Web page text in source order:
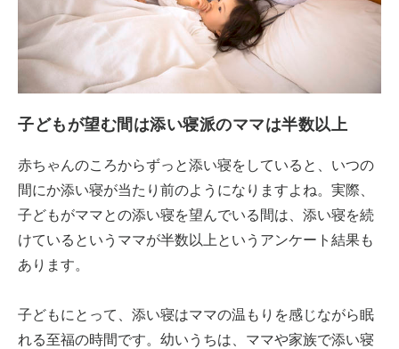
子どもが望む間は添い寝派のママは半数以上
赤ちゃんのころからずっと添い寝をしていると、いつの
間にか添い寝が当たり前のようになりますよね。実際、
子どもがママとの添い寝を望んでいる間は、添い寝を続
けているというママが半数以上というアンケート結果も
あります。
子どもにとって、添い寝はママの温もりを感じながら眠
れる至福の時間です。幼いうちは、ママや家族で添い寝